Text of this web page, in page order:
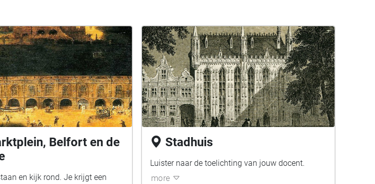
Belfort en de
en kijk rond. Je krijgt een
Stadhuis
Luister naar de toelichting van jouw docent.
more